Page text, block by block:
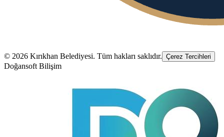
© 2026 Kırıkhan Belediyesi. Tüm hakları saklıdır. Çerez Tercihleri
Doğansoft Bilişim